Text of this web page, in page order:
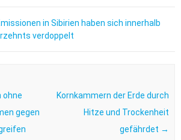
in Sibirien haben sich innerhalb
verdoppelt
ohne
gegen
Kornkammern der Erde durch
Hitze und Trockenheit
gefährdet →